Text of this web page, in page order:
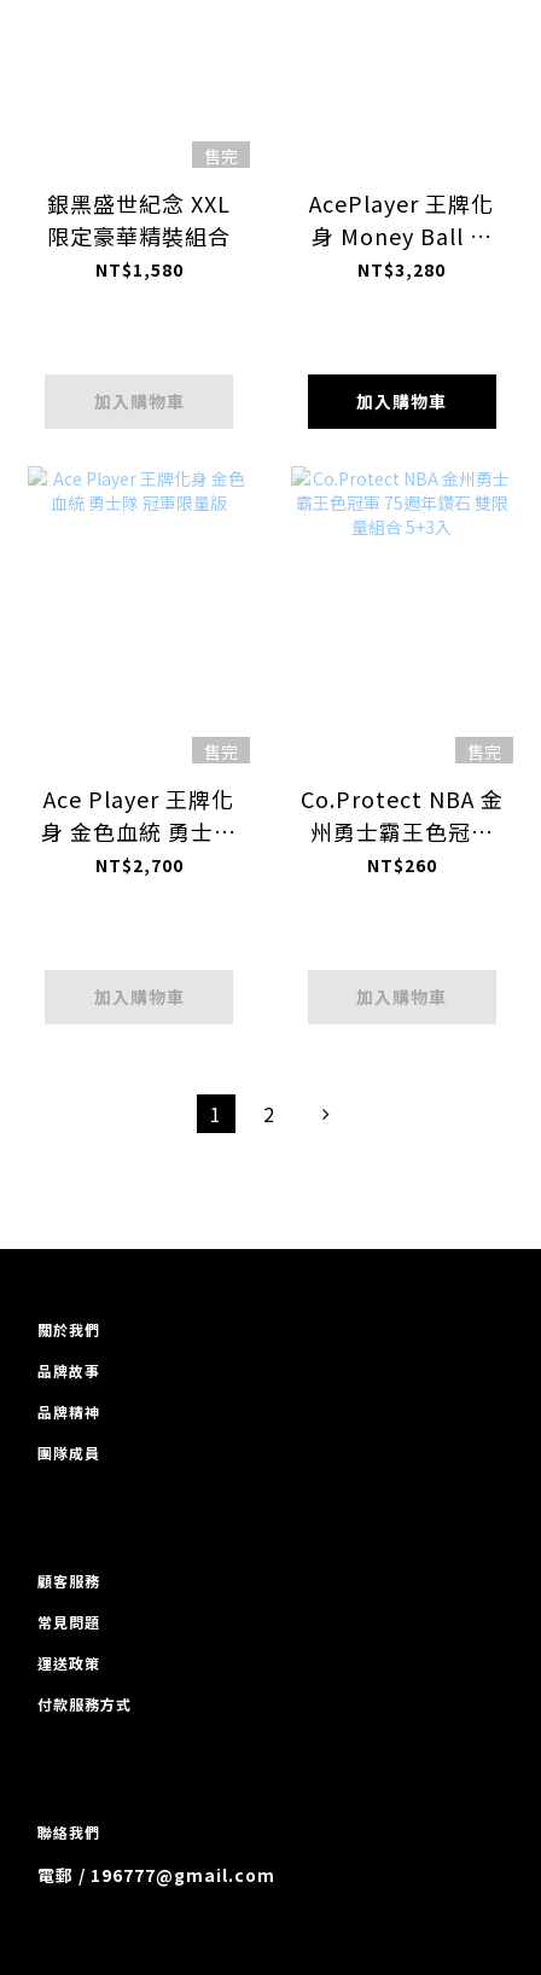
售完
銀黑盛世紀念 XXL
限定豪華精裝組合
NT$1,580
加入購物車
AcePlayer 王牌化
身 Money Ball 系
列 大型公仔
NT$3,280
加入購物車
售完
Ace Player 王牌化
身 金色血統 勇士隊
冠軍限量版
NT$2,700
加入購物車
售完
Co.Protect NBA 金
州勇士霸王色冠軍
75週年鑽石 雙限量
NT$260
加入購物車
1 2
關於我們
品牌故事
品牌精神
團隊成員
顧客服務
常見問題
運送政策
付款服務方式
聯絡我們
電郵 / 196777@gmail.com